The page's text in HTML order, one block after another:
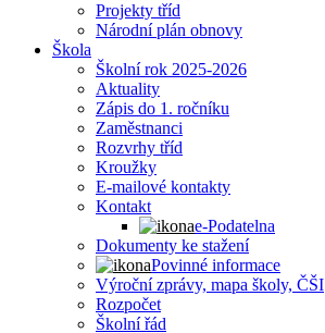
Projekty tříd
Národní plán obnovy
Škola
Školní rok 2025-2026
Aktuality
Zápis do 1. ročníku
Zaměstnanci
Rozvrhy tříd
Kroužky
E-mailové kontakty
Kontakt
e-Podatelna
Dokumenty ke stažení
Povinné informace
Výroční zprávy, mapa školy, ČŠI
Rozpočet
Školní řád